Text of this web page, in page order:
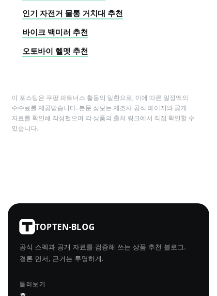
인기 자전거 물통 거치대 추천
바이크 백미러 추천
오토바이 헬멧 추천
이 포스팅은 쿠팡 파트너스 활동의 일환으로, 이에 따른 일정액의
수수료를 제공받습니다. 본문 정보는 제조사 공식 페이지와 공개
자료를 확인해 작성했으며 각 상품의 출처 링크에서 직접 확인할 수
있습니다.
TOPTEN-BLOG
공식 스펙과 공개 자료를 검증해 쓰는 상품 추천 블로그.
결론 먼저, 근거는 투명하게.
둘러보기